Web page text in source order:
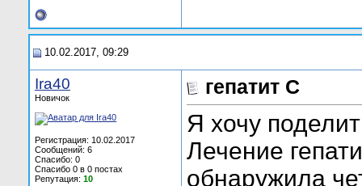
10.02.2017, 09:29
Ira40
Новичок
Регистрация: 10.02.2017
Сообщений: 6
Спасибо: 0
Спасибо 0 в 0 постах
Репутация: 10
гепатит С
Я хочу
Лечение
обнаружила